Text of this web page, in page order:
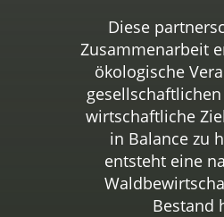
Diese
Zusammenarbeit
ökologische
wirtschaftliche
in Balance zu
entsteht eine
Bestand